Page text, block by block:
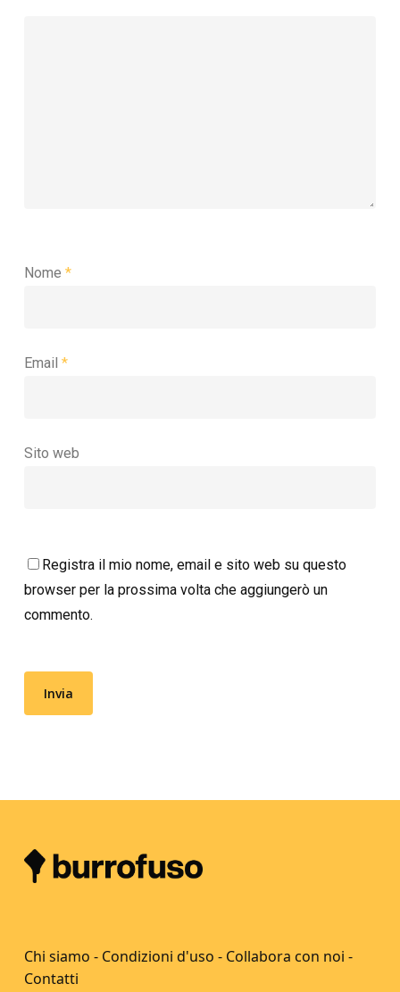
Nome *
Email *
Sito web
Registra il mio nome, email e sito web su questo
browser per la prossima volta che aggiungerò un
commento.
Chi siamo - Condizioni d'uso - Collabora con noi -
Contatti